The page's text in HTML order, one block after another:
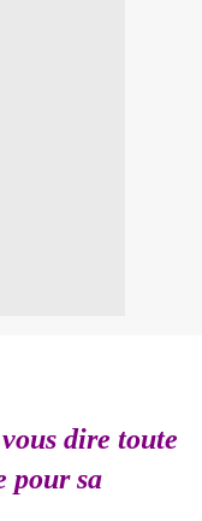
dire toute
pour sa